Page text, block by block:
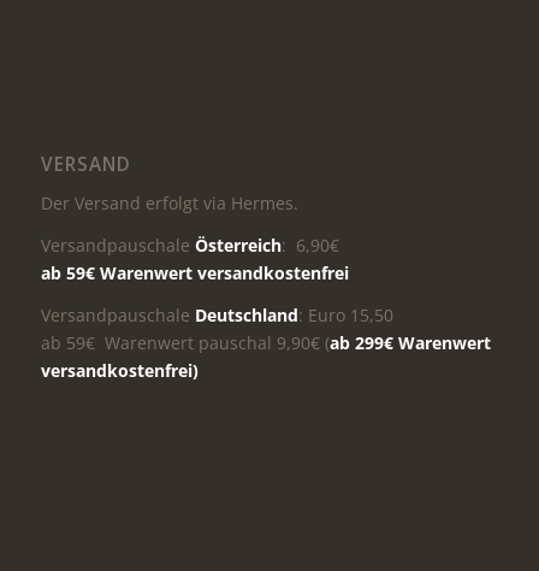
VERSAND
Der Versand erfolgt via Hermes.
Versandpauschale Österreich: 6,90€
ab 59€ Warenwert versandkostenfrei
Versandpauschale Deutschland: Euro 15,50
ab 59€ Warenwert pauschal 9,90€ (ab 299€ Warenwert
versandkostenfrei)